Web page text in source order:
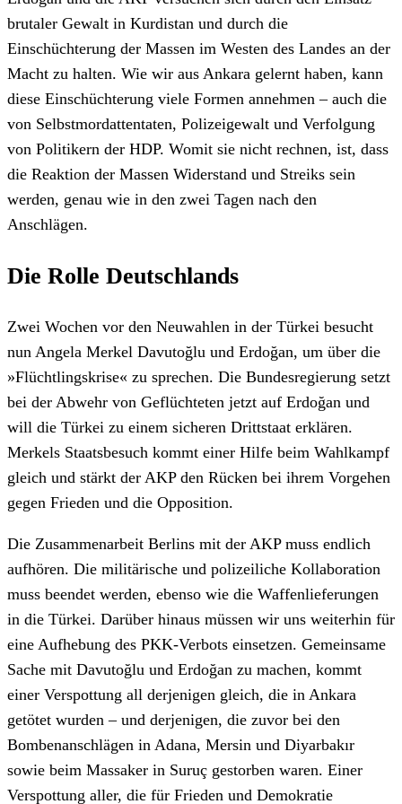
brutaler Gewalt in Kurdistan und durch die
Einschüchterung der Massen im Westen des Landes an der
Macht zu halten. Wie wir aus Ankara gelernt haben, kann
diese Einschüchterung viele Formen annehmen – auch die
von Selbstmordattentaten, Polizeigewalt und Verfolgung
von Politikern der HDP. Womit sie nicht rechnen, ist, dass
die Reaktion der Massen Widerstand und Streiks sein
werden, genau wie in den zwei Tagen nach den
Anschlägen.
Die Rolle Deutschlands
Zwei Wochen vor den Neuwahlen in der Türkei besucht
nun Angela Merkel Davutoğlu und Erdoğan, um über die
»Flüchtlingskrise« zu sprechen. Die Bundesregierung setzt
bei der Abwehr von Geflüchteten jetzt auf Erdoğan und
will die Türkei zu einem sicheren Drittstaat erklären.
Merkels Staatsbesuch kommt einer Hilfe beim Wahlkampf
gleich und stärkt der AKP den Rücken bei ihrem Vorgehen
gegen Frieden und die Opposition.
Die Zusammenarbeit Berlins mit der AKP muss endlich
aufhören. Die militärische und polizeiliche Kollaboration
muss beendet werden, ebenso wie die Waffenlieferungen
in die Türkei. Darüber hinaus müssen wir uns weiterhin für
eine Aufhebung des PKK-Verbots einsetzen. Gemeinsame
Sache mit Davutoğlu und Erdoğan zu machen, kommt
einer Verspottung all derjenigen gleich, die in Ankara
getötet wurden – und derjenigen, die zuvor bei den
Bombenanschlägen in Adana, Mersin und Diyarbakır
sowie beim Massaker in Suruç gestorben waren. Einer
Verspottung aller, die für Frieden und Demokratie